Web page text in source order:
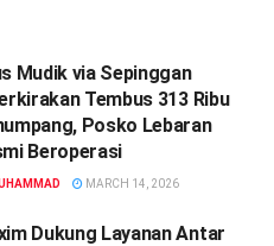
Mudik via Sepinggan
Tembus 313 Ribu
Posko Lebaran
Beroperasi
MARCH 14, 2026
Dukung Layanan Antar